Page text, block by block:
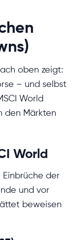
oben zeigt:
– und selbst
World
den Märkten
World
der
und vor
beweisen